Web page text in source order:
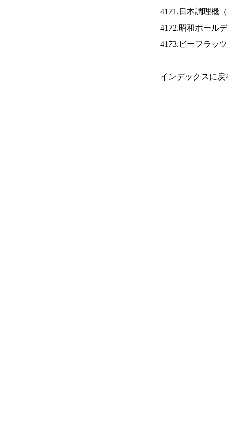
4171.日本調理機（
4172.昭和ホール
4173.ビーフラッ
インデックスに戻